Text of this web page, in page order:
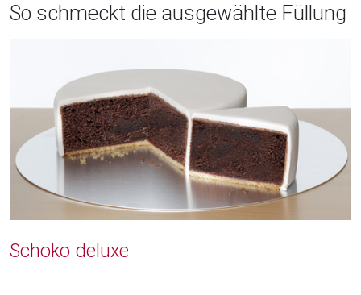
So schmeckt die ausgewählte Füllung
Schoko deluxe